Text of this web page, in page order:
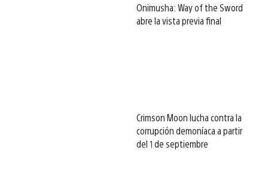
Onimusha: Way of the Sword
abre la vista previa final
Crimson Moon lucha contra la
corrupción demoníaca a partir
del 1 de septiembre